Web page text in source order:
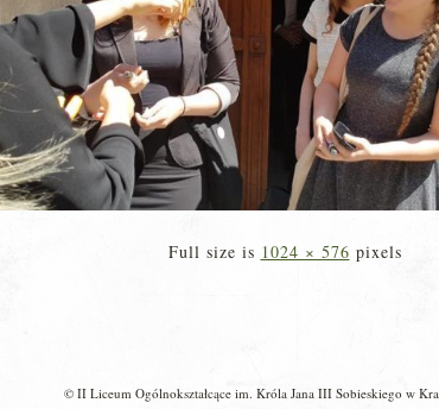
Full size is 1024 × 576 pixels
© II Liceum Ogólnokształcące im. Króla Jana III Sobieskiego w